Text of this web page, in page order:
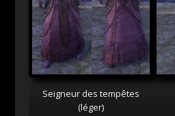
Seigneur des tempêtes
(léger)